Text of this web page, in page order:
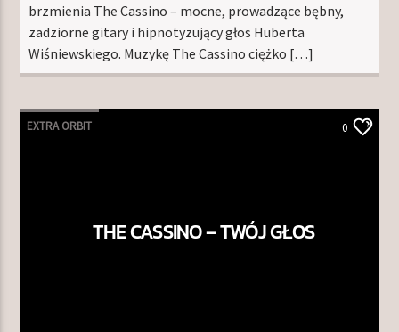
brzmienia The Cassino – mocne, prowadzące bębny,
zadziorne gitary i hipnotyzujący głos Huberta
Wiśniewskiego. Muzykę The Cassino ciężko […]
EXTRA ORBIT 0
THE CASSINO – TWÓJ GŁOS